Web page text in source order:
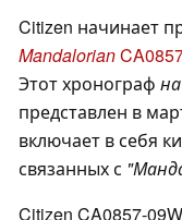
Citizen начинает
Mandalorian
Этот хронограф
представлен в
включает в себя
связанных с
Citizen CA0857-